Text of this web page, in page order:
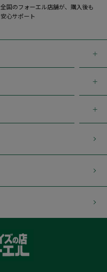
全国のフォーエル店舗が、購入後も
安心サポート